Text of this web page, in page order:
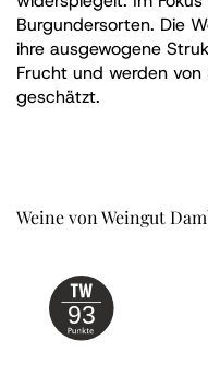
Burgundersorten. Die
ihre ausgewogene
Frucht und werden
geschätzt.
Weine von Weingut
93